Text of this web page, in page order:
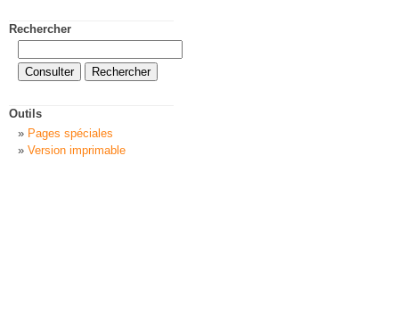
Rechercher
Outils
Pages spéciales
Version imprimable